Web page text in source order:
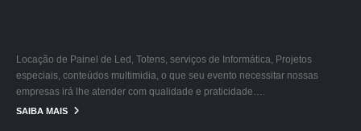
Locação de Painel de Led, Totens, serviços de Informática, Projetos
especiais, conteúdos multimidia, o que seu evento necessitar nossas
empresas irá lhe atender com qualidade e praticidade….
SAIBA MAIS